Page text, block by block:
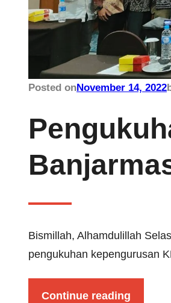
Posted onNovember 14, 2022
Bismillah, Alhamdulillah
pengukuhan kepengurusan
Continue reading